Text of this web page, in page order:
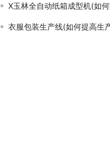
X玉林全自动纸箱成型机(如
衣服包装生产线(如何提高生